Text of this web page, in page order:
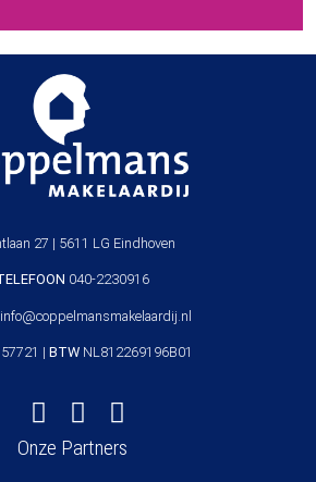
27 | 5611 LG Eindhoven
040-2230916
info@coppelmansmakelaardij.nl
| BTW NL812269196B01
Onze Partners